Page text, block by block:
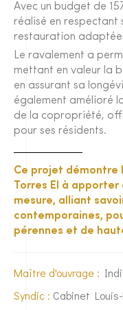
Avec un budget de
réalisé en respectant
restauration
Le ravalement a
mettant en valeur la
en assurant sa
également amélioré
de la copropriété,
pour ses résidents.
Ce projet démontre
Torres EI à
mesure, alliant
contemporaines,
pérennes et de
Maître d'ouvrage :
Syndic : Cabinet